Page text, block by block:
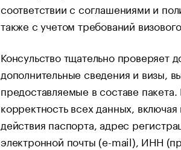
соответствии с соглашениями и
также с учетом требований
Консульство тщательно проверяет
дополнительные сведения и визы,
предоставляемые в составе
корректность всех данных,
действия паспорта, адрес
электронной почты (e-mail), ИНН